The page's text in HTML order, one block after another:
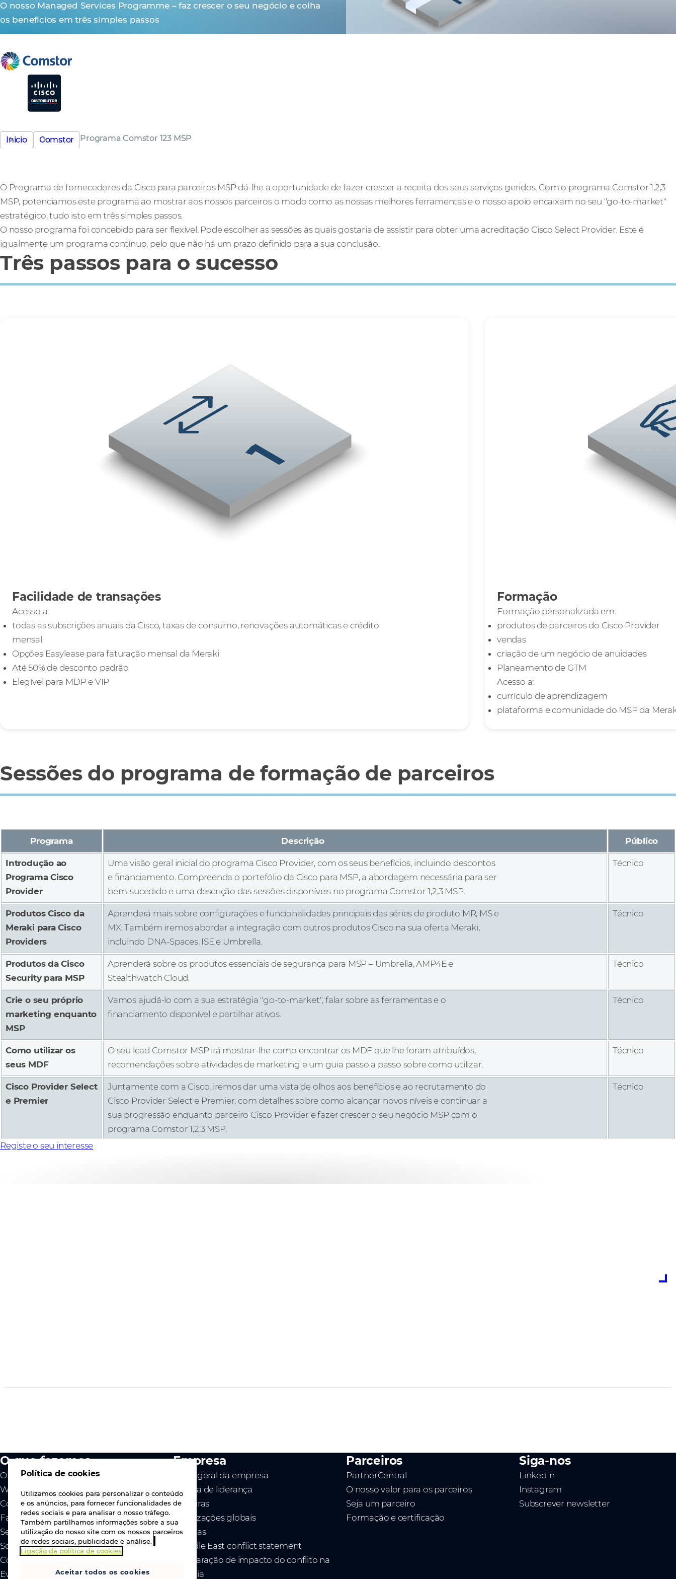
O nosso Managed Services Programme – faz crescer o seu negócio e colha
os benefícios em três simples passos
Inicio Comstor Programa Comstor 123 MSP
O Programa de fornecedores da Cisco para parceiros MSP dá-lhe a oportunidade de fazer crescer a receita dos seus serviços geridos. Com o programa Comstor 1,2,3
MSP, potenciamos este programa ao mostrar aos nossos parceiros o modo como as nossas melhores ferramentas e o nosso apoio encaixam no seu "go-to-market"
estratégico, tudo isto em três simples passos.
O nosso programa foi concebido para ser flexível. Pode escolher as sessões às quais gostaria de assistir para obter uma acreditação Cisco Select Provider. Este é
igualmente um programa contínuo, pelo que não há um prazo definido para a sua conclusão.
Três passos para o sucesso
Facilidade de transações
Acesso a:
todas as subscrições anuais da Cisco, taxas de consumo, renovações automáticas e crédito
mensal
Opções Easylease para faturação mensal da Meraki
Até 50% de desconto padrão
Elegível para MDP e VIP
Formação
Formação personalizada em:
produtos de parceiros do Cisco Provider
vendas
criação de um negócio de anuidades
Planeamento de GTM
Acesso a:
currículo de aprendizagem
plataforma e comunidade do MSP da
Sessões do programa de formação de parceiros
Programa Descrição Público
Introdução ao
Programa Cisco
Provider
Uma visão geral inicial do programa Cisco Provider, com os seus benefícios, incluindo descontos
e financiamento. Compreenda o portefólio da Cisco para MSP, a abordagem necessária para ser
bem-sucedido e uma descrição das sessões disponíveis no programa Comstor 1,2,3 MSP.
Técnico
Produtos Cisco da
Meraki para Cisco
Providers
Aprenderá mais sobre configurações e funcionalidades principais das séries de produto MR, MS e
MX. Também iremos abordar a integração com outros produtos Cisco na sua oferta Meraki,
incluindo DNA-Spaces, ISE e Umbrella.
Técnico
Produtos da Cisco
Security para MSP
Aprenderá sobre os produtos essenciais de segurança para MSP – Umbrella, AMP4E e
Stealthwatch Cloud.
Técnico
Crie o seu próprio
marketing enquanto
MSP
Vamos ajudá-lo com a sua estratégia "go-to-market", falar sobre as ferramentas e o
financiamento disponível e partilhar ativos.
Técnico
Como utilizar os
seus MDF
O seu lead Comstor MSP irá mostrar-lhe como encontrar os MDF que lhe foram atribuídos,
recomendações sobre atividades de marketing e um guia passo a passo sobre como utilizar.
Técnico
Cisco Provider Select
e Premier
Juntamente com a Cisco, iremos dar uma vista de olhos aos benefícios e ao recrutamento do
Cisco Provider Select e Premier, com detalhes sobre como alcançar novos níveis e continuar a
sua progressão enquanto parceiro Cisco Provider e fazer crescer o seu negócio MSP com o
programa Comstor 1,2,3 MSP.
Técnico
Registe o seu interesse
O que fazemos
O nosso valor
Westcon
Comstor
Fabricantes
Serviços
Sobre nós
Contacte-nos
Eventos
Empresa
Visão geral da empresa
Equipa de liderança
Carreiras
Localizações globais
Notícias
- Middle East conflict statement
- Declaração de impacto do conflito na
Ucrânia
Parceiros
PartnerCentral
O nosso valor para os parceiros
Seja um parceiro
Formação e certificação
Siga-nos
LinkedIn
Instagram
Subscrever newsletter
Política de cookies
Utilizamos cookies para personalizar o conteúdo
e os anúncios, para fornecer funcionalidades de
redes sociais e para analisar o nosso tráfego.
Também partilhamos informações sobre a sua
utilização do nosso site com os nossos parceiros
de redes sociais, publicidade e análise.
Ligação da política de cookies
Aceitar todos os cookies